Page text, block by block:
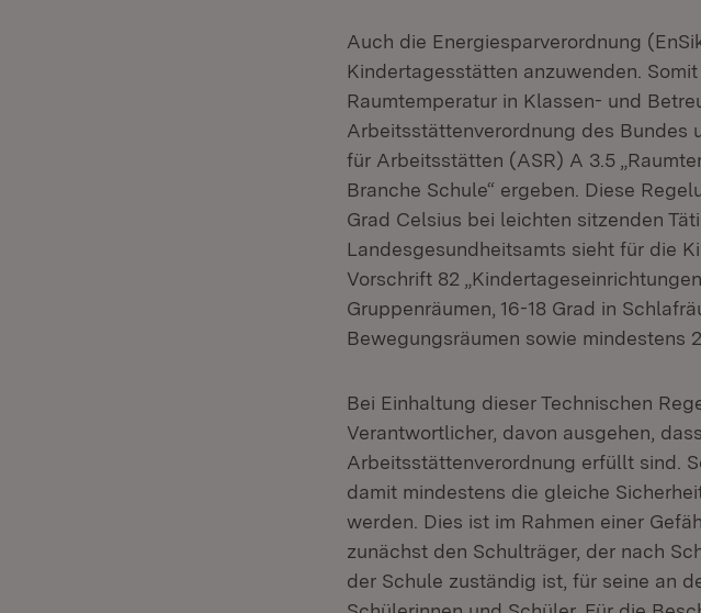
Auch die Energiesparverordnung
Kindertagesstätten anzuwenden.
Raumtemperatur in Klassen- und
Arbeitsstättenverordnung des Bundes
für Arbeitsstätten (ASR) A 3.5
Branche Schule“ ergeben. Diese
Grad Celsius bei leichten sitzenden
Landesgesundheitsamts sieht für die
Vorschrift 82
Gruppenräumen, 16-18 Grad in
Bewegungsräumen sowie mindestens
Bei Einhaltung dieser Technischen
Verantwortlicher, davon ausgehen,
Arbeitsstättenverordnung erfüllt sind.
damit mindestens die gleiche
werden. Dies ist im Rahmen einer
zunächst den Schulträger, der nach
der Schule zuständig ist, für seine an